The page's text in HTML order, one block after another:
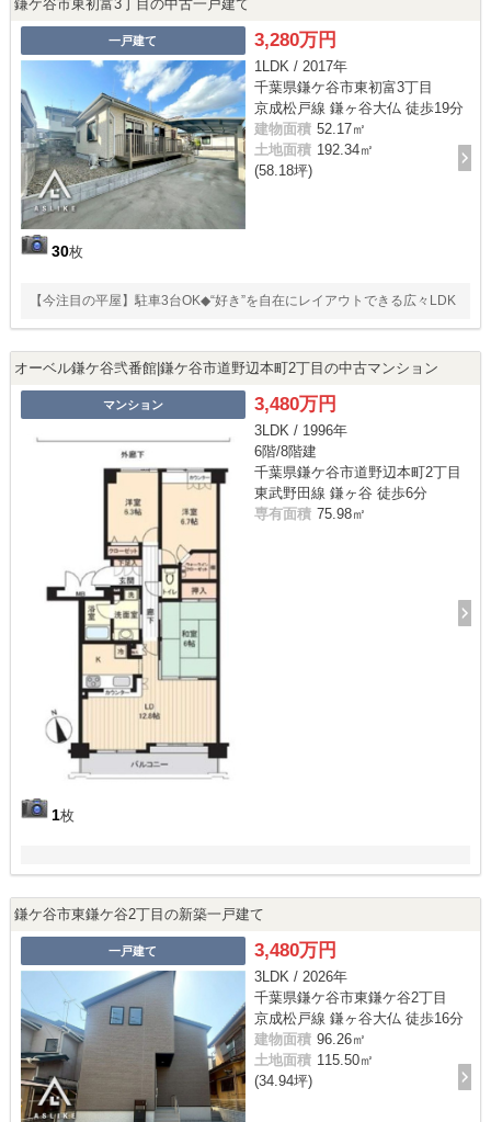
鎌ケ谷市東初富3丁目の中古一戸建て
一戸建て
30枚
3,280万円
1LDK / 2017年
千葉県鎌ケ谷市東初富3丁目
京成松戸線 鎌ヶ谷大仏 徒歩19分
建物面積 52.17㎡
土地面積 192.34㎡
(58.18坪)
【今注目の平屋】駐車3台OK◆“好き”を自在にレイアウトできる広々LDK
オーベル鎌ケ谷弐番館|鎌ケ谷市道野辺本町2丁目の中古マンション
マンション
1枚
3,480万円
3LDK / 1996年
6階/8階建
千葉県鎌ケ谷市道野辺本町2丁目
東武野田線 鎌ヶ谷 徒歩6分
専有面積 75.98㎡
鎌ケ谷市東鎌ケ谷2丁目の新築一戸建て
一戸建て 3,480万円
3LDK / 2026年
千葉県鎌ケ谷市東鎌ケ谷2丁目
京成松戸線 鎌ヶ谷大仏 徒歩16分
建物面積 96.26㎡
土地面積 115.50㎡
(34.94坪)